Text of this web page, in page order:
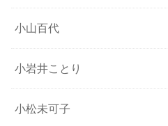
小山百代
小岩井ことり
小松未可子